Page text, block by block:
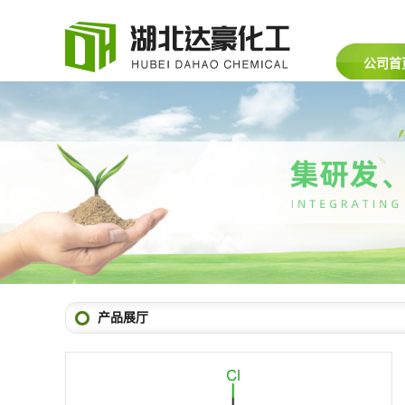
公司首
产品展厅